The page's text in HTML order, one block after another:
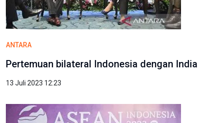
ANTARA
Pertemuan bilateral Indonesia dengan India
13 Juli 2023 12:23